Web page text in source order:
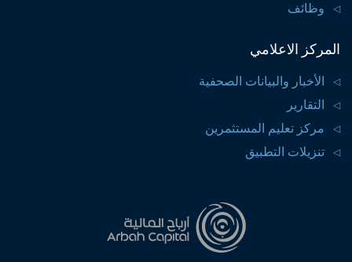
وظائف
المركز الاعلامي
الأخبار والبيانات الصحفية
التقارير
مركز تعليم المستثمرين
تنزيلات التطبيق